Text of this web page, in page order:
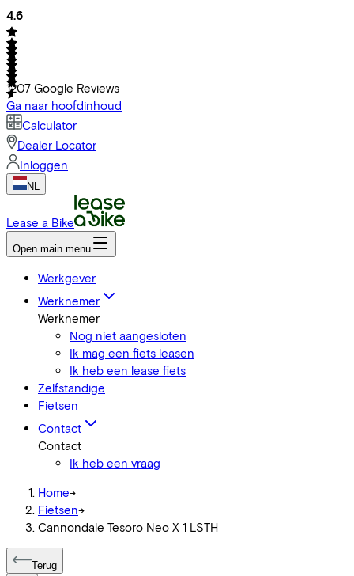
4.6
1207 Google Reviews
Ga naar hoofdinhoud
Calculator
Dealer Locator
Inloggen
NL
Lease a Bike
Open main menu
Werkgever
Werknemer
Werknemer
Nog niet aangesloten
Ik mag een fiets leasen
Ik heb een lease fiets
Zelfstandige
Fietsen
Contact
Contact
Ik heb een vraag
Home->
Fietsen->
Cannondale Tesoro Neo X 1 LSTH
Terug